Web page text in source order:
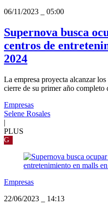
06/11/2023
05:00
Supernova busca
centros de
2024
La empresa proyecta alcanzar
cierre de su primer año completo
Empresas
Selene Rosales
|
PLUS
G
Empresas
22/06/2023
14:13